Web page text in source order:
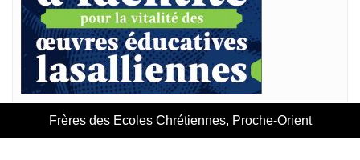
Frères des Ecoles Chrétiennes, Proche-Orient